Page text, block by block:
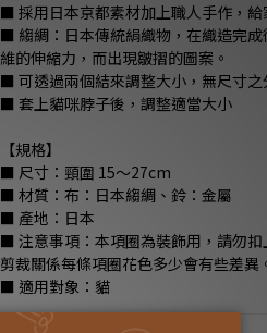
■ 採用日本京都素材加上職人手作，給
■ 縐綢：日本傳統絹織物，在織造完
維的伸縮力，而出現皺摺的圖案。
■ 可透過兩個結來調整大小，無尺寸之
■ 套上貓咪脖子後，調整適當大小
【規格】
■ 尺寸：頸圍 15～27cm
■ 材質：布：日本縐綢、鈴：金屬
■ 產地：日本
■ 注意事項：本項圈為裝飾用，請勿
剪裁關係每條項圈花色多少會有些差異
■ 適用對象：貓